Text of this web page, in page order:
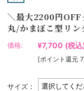
＼最大2200円OFF
丸/かまぼこ型リ
価格: ¥7,700 (税込
[ポイント還元
サイズ：